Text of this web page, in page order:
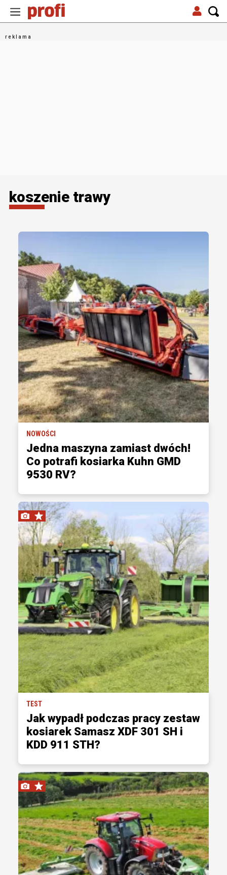
koszenie trawy
NOWOŚCI
Jedna maszyna zamiast dwóch!
Co potrafi kosiarka Kuhn GMD
9530 RV?
TEST
Jak wypadł podczas pracy zestaw
kosiarek Samasz XDF 301 SH i
KDD 911 STH?